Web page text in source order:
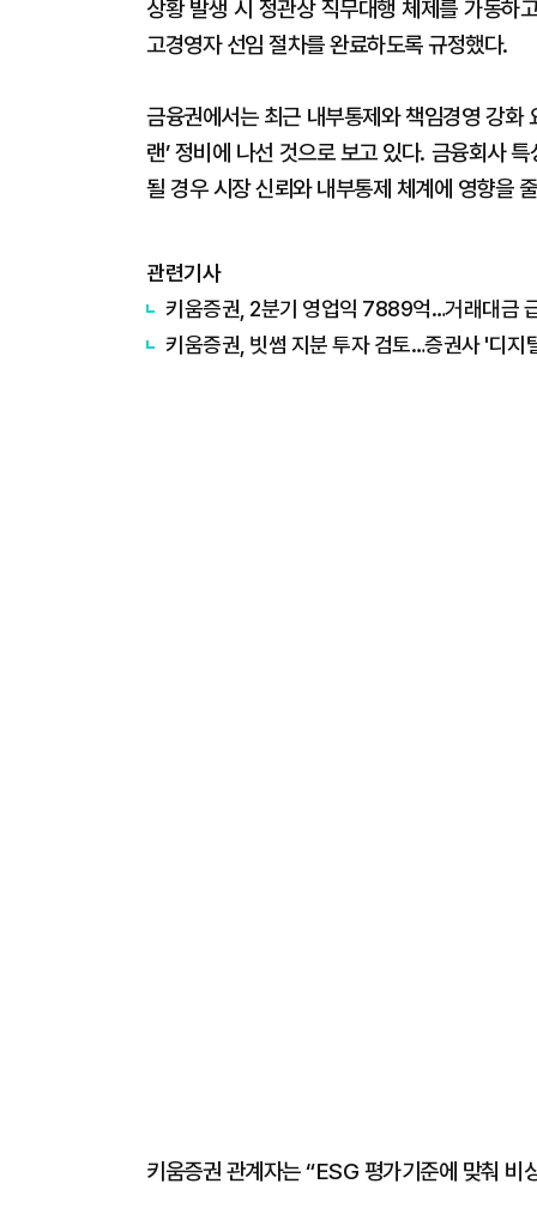
상황 발생 시 정관상 직무대행 체제를 가동
고경영자 선임 절차를 완료하도록 규정했다.
금융권에서는 최근 내부통제와 책임경영 강화
랜’ 정비에 나선 것으로 보고 있다. 금융회사
될 경우 시장 신뢰와 내부통제 체계에 영향을
관련기사
키움증권, 2분기 영업익 7889억…거래대금
키움증권, 빗썸 지분 투자 검토…증권사 '디지
키움증권 관계자는 “ESG 평가기준에 맞춰 비